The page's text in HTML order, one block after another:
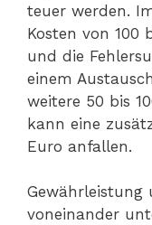
teuer werden.
Kosten von 100
und die
einem
weitere 50 bis
kann eine
Euro anfallen.
Gewährleistung
voneinander